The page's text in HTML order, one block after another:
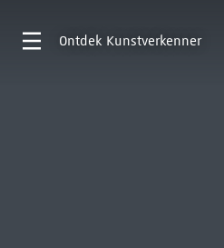
Ontdek Kunstverkenner